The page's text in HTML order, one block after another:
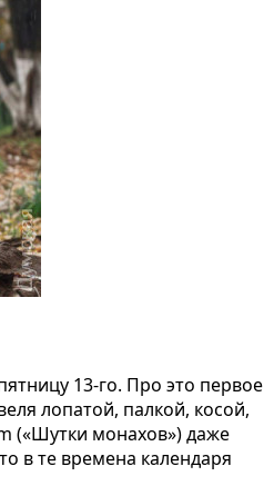
13-го. Про это первое
лопатой, палкой, косой,
(«Шутки монахов») даже
в те времена календаря